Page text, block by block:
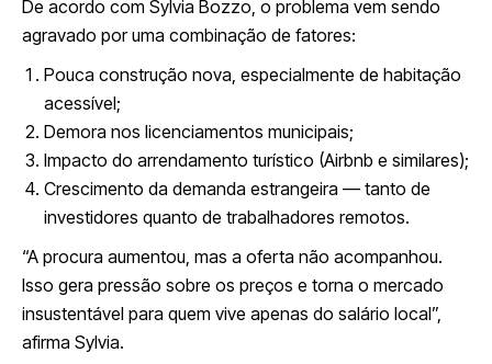
De acordo com Sylvia Bozzo, o problema vem sendo
agravado por uma combinação de fatores:
Pouca construção nova, especialmente de habitação
acessível;
Demora nos licenciamentos municipais;
Impacto do arrendamento turístico (Airbnb e similares);
Crescimento da demanda estrangeira — tanto de
investidores quanto de trabalhadores remotos.
“A procura aumentou, mas a oferta não acompanhou.
Isso gera pressão sobre os preços e torna o mercado
insustentável para quem vive apenas do salário local”,
afirma Sylvia.